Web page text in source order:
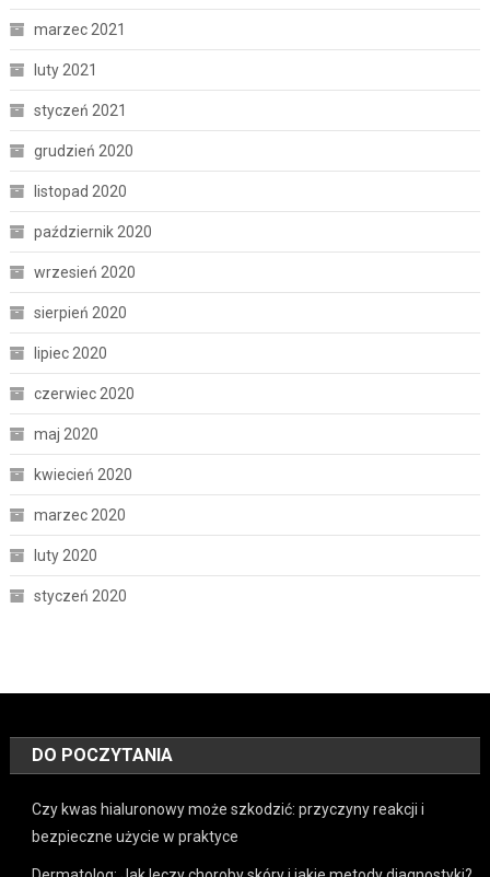
marzec 2021
luty 2021
styczeń 2021
grudzień 2020
listopad 2020
październik 2020
wrzesień 2020
sierpień 2020
lipiec 2020
czerwiec 2020
maj 2020
kwiecień 2020
marzec 2020
luty 2020
styczeń 2020
DO POCZYTANIA
Czy kwas hialuronowy może szkodzić: przyczyny reakcji i
bezpieczne użycie w praktyce